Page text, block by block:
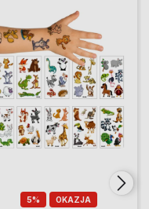
5% OKAZJA